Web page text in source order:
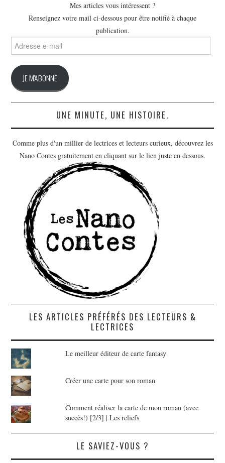
Mes articles vous intéressent ?
Renseignez votre mail ci-dessous pour être notifié à chaque
publication.
Adresse
e-
JE M'ABONNE
UNE MINUTE, UNE HISTOIRE.
Comme plus d'un millier de lectrices et lecteurs curieux, découvrez les
Nano Contes gratuitement en cliquant sur le lien juste en dessous.
LES ARTICLES PRÉFÉRÉS DES LECTEURS &
LECTRICES
Le meilleur éditeur de carte fantasy
Créer une carte pour son roman
Comment réaliser la carte de mon roman (avec
succès!) [2/3] | Les reliefs
LE SAVIEZ-VOUS ?